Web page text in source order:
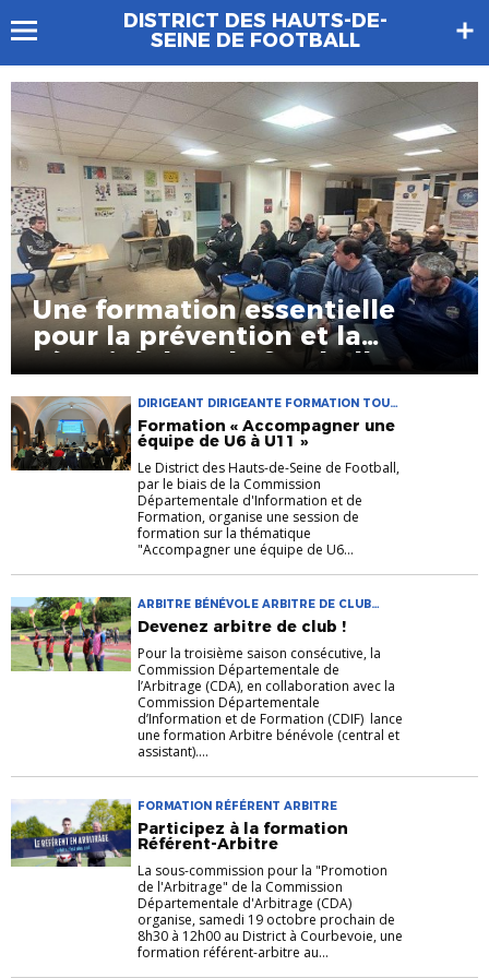
DISTRICT DES HAUTS-DE-
SEINE DE FOOTBALL
Une formation essentielle
pour la prévention et la
sécurité dans le football
DIRIGEANT DIRIGEANTE FORMATION TOUT
TERRAIN
Formation « Accompagner une
équipe de U6 à U11 »
Le District des Hauts-de-Seine de Football,
par le biais de la Commission
Départementale d'Information et de
Formation, organise une session de
formation sur la thématique
"Accompagner une équipe de U6...
ARBITRE BÉNÉVOLE ARBITRE DE CLUB
DIRIGEANTS FORMATION
Devenez arbitre de club !
Pour la troisième saison consécutive, la
Commission Départementale de
l’Arbitrage (CDA), en collaboration avec la
Commission Départementale
d’Information et de Formation (CDIF) lance
une formation Arbitre bénévole (central et
assistant)....
FORMATION RÉFÉRENT ARBITRE
Participez à la formation
Référent-Arbitre
La sous-commission pour la "Promotion
de l'Arbitrage" de la Commission
Départementale d'Arbitrage (CDA)
organise, samedi 19 octobre prochain de
8h30 à 12h00 au District à Courbevoie, une
formation référent-arbitre au...